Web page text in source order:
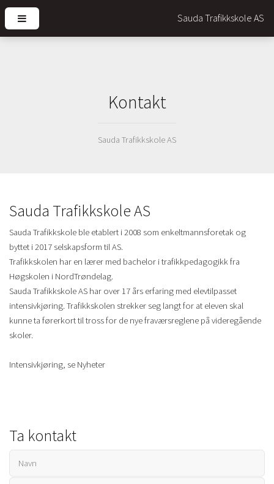
Kontakt
Sauda Trafikkskole AS
Sauda Trafikkskole AS
Sauda Trafikkskole ble etablert i 2008 som enkeltmannsforetak og
byttet i 2017 selskapsform til AS.
Trafikkskolen har en lærer med bachelor i trafikkpedagogikk fra
Høgskolen i NordTrøndelag.
Sauda Trafikkskole AS har over 17 års erfaring med elevtilpasset
intensivkjøring. Trafikkskolen strekker seg langt for at eleven skal
kunne ta førerkort til tross for de nye fraværsreglene på videregående
skoler.
Intensivkjøring, se Nyheter
Ta kontakt